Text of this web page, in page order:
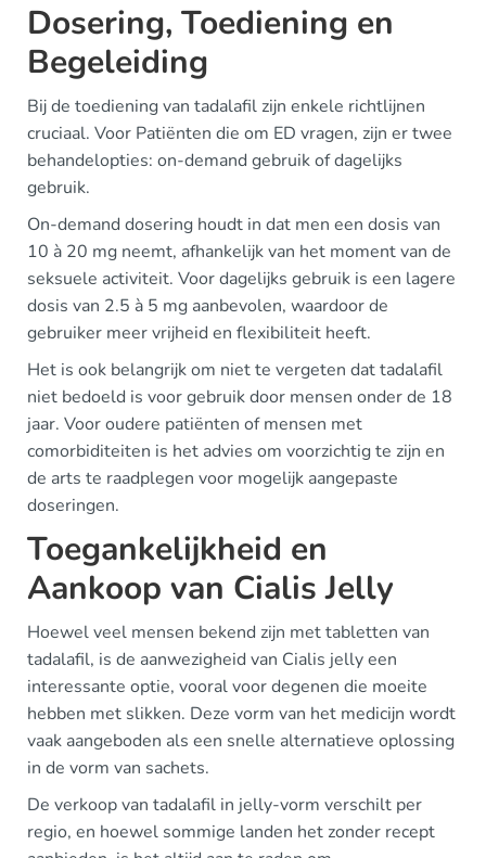
Dosering, Toediening en
Begeleiding
Bij de toediening van tadalafil zijn enkele richtlijnen
cruciaal. Voor Patiënten die om ED vragen, zijn er twee
behandelopties: on-demand gebruik of dagelijks
gebruik.
On-demand dosering houdt in dat men een dosis van
10 à 20 mg neemt, afhankelijk van het moment van de
seksuele activiteit. Voor dagelijks gebruik is een lagere
dosis van 2.5 à 5 mg aanbevolen, waardoor de
gebruiker meer vrijheid en flexibiliteit heeft.
Het is ook belangrijk om niet te vergeten dat tadalafil
niet bedoeld is voor gebruik door mensen onder de 18
jaar. Voor oudere patiënten of mensen met
comorbiditeiten is het advies om voorzichtig te zijn en
de arts te raadplegen voor mogelijk aangepaste
doseringen.
Toegankelijkheid en
Aankoop van Cialis Jelly
Hoewel veel mensen bekend zijn met tabletten van
tadalafil, is de aanwezigheid van Cialis jelly een
interessante optie, vooral voor degenen die moeite
hebben met slikken. Deze vorm van het medicijn wordt
vaak aangeboden als een snelle alternatieve oplossing
in de vorm van sachets.
De verkoop van tadalafil in jelly-vorm verschilt per
regio, en hoewel sommige landen het zonder recept